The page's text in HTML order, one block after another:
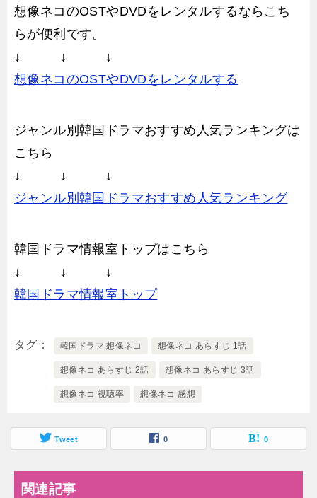
想像ネコのOSTやDVDをレンタルするならこち
らが便利です。
↓ ↓ ↓
想像ネコのOSTやDVDをレンタルする
ジャンル別韓国ドラマおすすめ人気ランキングは
こちら
↓ ↓ ↓
ジャンル別韓国ドラマおすすめ人気ランキング
韓国ドラマ情報室トップはこちら
↓ ↓ ↓
韓国ドラマ情報室トップ
タグ 韓国ドラマ 想像ネコ 想像ネコ あらすじ 1話
想像ネコ あらすじ 2話 想像ネコ あらすじ 3話
想像ネコ 視聴率 想像ネコ 感想
Tweet 0 0
関連記事